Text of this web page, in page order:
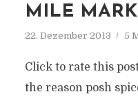
MILE
22. Dezember 2013 5
Click to rate this
the reason posh